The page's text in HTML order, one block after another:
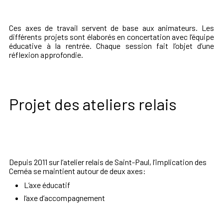
Ces axes de travail servent de base aux animateurs. Les
différents projets sont élaborés en concertation avec l’équipe
éducative à la rentrée. Chaque session fait l’objet d’une
réflexion approfondie.
Projet des ateliers relais
Depuis 2011 sur l’atelier relais de Saint-Paul, l’implication des
Ceméa se maintient autour de deux axes:
L‘axe éducatif
l‘axe d’accompagnement